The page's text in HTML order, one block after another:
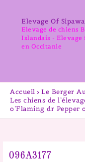
contenuElevage Of
Elevage de chiens
Islandais -
en Occitanie
Accueil
Le Berger
Les chiens de
o’Flaming dr Pepper
096A3177